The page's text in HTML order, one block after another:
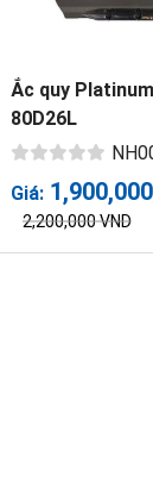
Ắc quy
80D26L
Giá: 1,900,000
2,200,000VND